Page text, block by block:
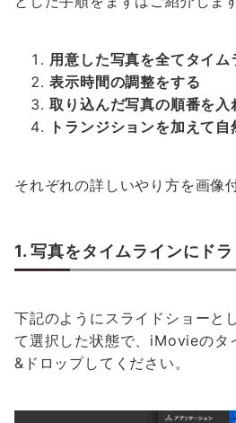
用意した写真を全てタイ
表示時間の調整をする
取り込んだ写真の順番を入
トランジションを加えて
それぞれの詳しいやり方を画像
1. 写真をタイムラインにド
下記のようにスライドショーと
て選択した状態で、iMovieのタ
&ドロップしてください。